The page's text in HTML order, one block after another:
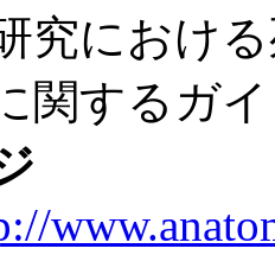
究におけ
関するガ